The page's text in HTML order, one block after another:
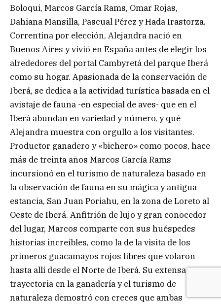
Boloqui, Marcos García Rams, Omar Rojas,
Dahiana Mansilla, Pascual Pérez y Hada Irastorza.
Correntina por elección, Alejandra nació en
Buenos Aires y vivió en España antes de elegir los
alrededores del portal Cambyretá del parque Iberá
como su hogar. Apasionada de la conservación de
Iberá, se dedica a la actividad turística basada en el
avistaje de fauna -en especial de aves- que en el
Iberá abundan en variedad y número, y qué
Alejandra muestra con orgullo a los visitantes.
Productor ganadero y «bichero» como pocos, hace
más de treinta años Marcos García Rams
incursionó en el turismo de naturaleza basado en
la observación de fauna en su mágica y antigua
estancia, San Juan Poriahu, en la zona de Loreto al
Oeste de Iberá. Anfitrión de lujo y gran conocedor
del lugar, Marcos comparte con sus huéspedes
historias increíbles, como la de la visita de los
primeros guacamayos rojos libres que volaron
hasta allí desde el Norte de Iberá. Su extensa
trayectoria en la ganadería y el turismo de
naturaleza demostró con creces que ambas